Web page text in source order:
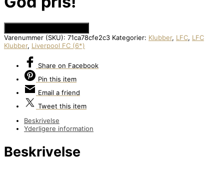
Varenummer (SKU): 71ca78cfe2c3 Kategorier: Klubber, LFC, LFC
Klubber, Liverpool FC (6*)
Share on Facebook
Pin this item
Email a friend
Tweet this item
Beskrivelse
Yderligere information
Beskrivelse